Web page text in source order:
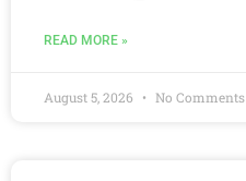
READ MORE »
August 5, 2026 No Comments